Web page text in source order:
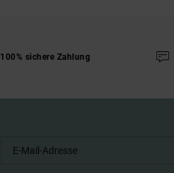
100% sichere Zahlung